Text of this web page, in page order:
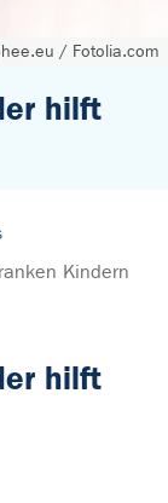
/ Fotolia.com
hilft
Kindern
hilft